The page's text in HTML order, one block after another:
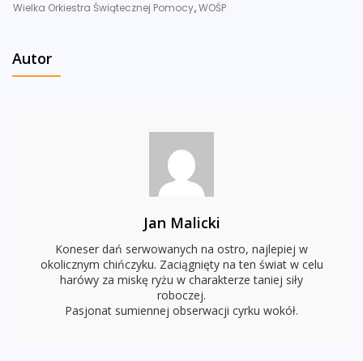
Wielka Orkiestra Świątecznej Pomocy,WOŚP
Autor
Jan Malicki
Koneser dań serwowanych na ostro, najlepiej w
okolicznym chińczyku. Zaciągnięty na ten świat w celu
harówy za miskę ryżu w charakterze taniej siły
roboczej.
Pasjonat sumiennej obserwacji cyrku wokół.